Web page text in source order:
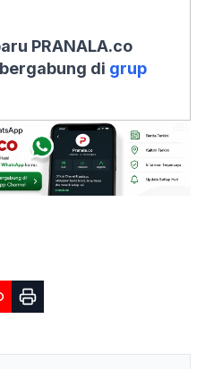
PRANALA.co
di grup